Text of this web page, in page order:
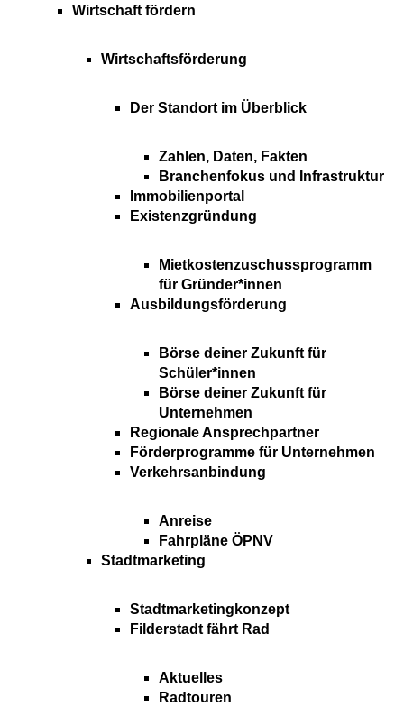
Wirtschaft fördern
Wirtschaftsförderung
Der Standort im Überblick
Zahlen, Daten, Fakten
Branchenfokus und Infrastruktur
Immobilienportal
Existenzgründung
Mietkostenzuschussprogramm
für Gründer*innen
Ausbildungsförderung
Börse deiner Zukunft für
Schüler*innen
Börse deiner Zukunft für
Unternehmen
Regionale Ansprechpartner
Förderprogramme für Unternehmen
Verkehrsanbindung
Anreise
Fahrpläne ÖPNV
Stadtmarketing
Stadtmarketingkonzept
Filderstadt fährt Rad
Aktuelles
Radtouren